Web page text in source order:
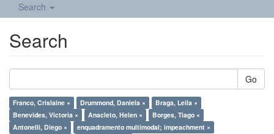
Search
Search
Go
Franco, Crislaine × Drummond, Daniela ×
Braga, Leila ×
Benevides, Victoria ×
Anacleto, Helen ×
Borges, Tiago ×
Antonelli, Diego ×
enquadramento multimodal; impeachment ×